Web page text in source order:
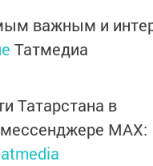
важным и
Татмедиа
Татарстана в
MАХ: